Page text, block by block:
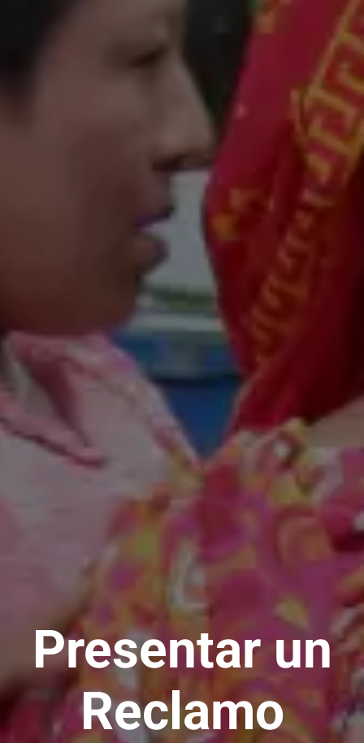
Presentar un
Reclamo